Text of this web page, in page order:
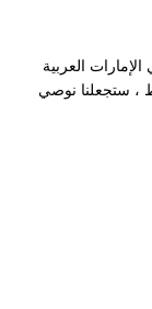
العربية
، ستجعلنا نوصي